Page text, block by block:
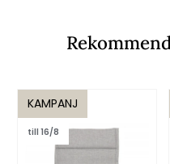
KAMPANJ
till 16/8